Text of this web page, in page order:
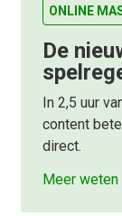
ONLINE
De
In 2,5 uur
content
direct.
Meer weten